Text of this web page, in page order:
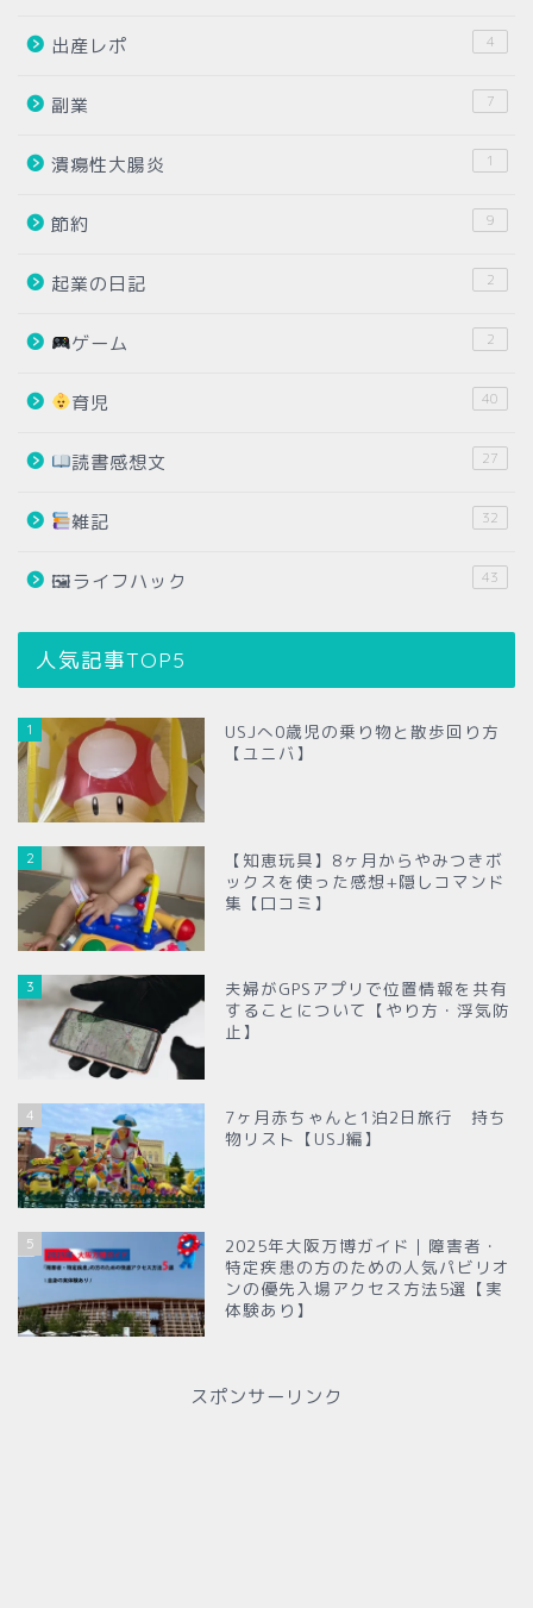
出産レポ 4
副業 7
潰瘍性大腸炎 1
節約 9
起業の日記 2
ゲーム 2
育児 40
読書感想文 27
雑記 32
🖼ライフハック 43
人気記事TOP5
1
USJへ0歳児の乗り物と散歩回り方
【ユニバ】
2
【知恵玩具】8ヶ月からやみつきボ
ックスを使った感想+隠しコマンド
集【口コミ】
3
夫婦がGPSアプリで位置情報を共有
することについて【やり方・浮気防
止】
4
7ヶ月赤ちゃんと1泊2日旅行 持ち
物リスト【USJ編】
5
2025年大阪万博ガイド｜障害者・
特定疾患の方のための人気パビリオ
ンの優先入場アクセス方法5選【実
体験あり】
スポンサーリンク